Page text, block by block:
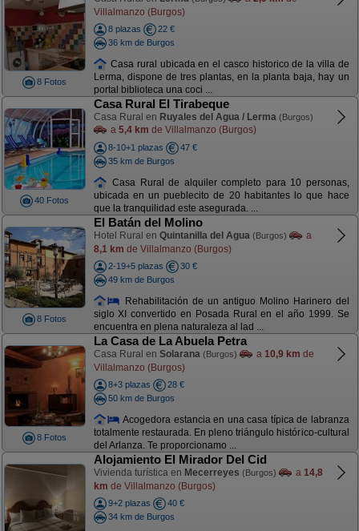
8 Fotos
Villalmanzo (Burgos)
8 plazas
22 €
36 km de Burgos
Casa rural ubicada en el casco historico de la villa de
Lerma, dispone de tres plantas, en la planta baja, hay un
portal biblioteca una coci ...
40 Fotos
Casa Rural El Tirabeque
Casa Rural en Ruyales del Agua / Lerma (Burgos)
a 5,4 km de Villalmanzo (Burgos)
8-10+1 plazas
47 €
35 km de Burgos
Casa Rural de alquiler completo para 10 personas,
ubicada en un pueblecito de 20 habitantes lo que hace
que la tranquilidad este asegurada. ...
8 Fotos
El Batán del Molino
Hotel Rural en Quintanilla del Agua (Burgos)
a
8,1 km de Villalmanzo (Burgos)
2-19+5 plazas
30 €
49 km de Burgos
Rehabilitación de un antiguo Molino Harinero del
siglo XI convertido en Posada Rural en el año 1999. Se
encuentra en plena naturaleza al lad ...
8 Fotos
La Casa de La Abuela Petra
Casa Rural en Solarana (Burgos) a 10,9 km de
Villalmanzo (Burgos)
8+3 plazas
28 €
50 km de Burgos
Acogedora estancia en una casa típica de labranza
totalmente restaurada. En pleno triángulo histórico-cultural
del Arlanza. Te proporcionamo ...
Alojamiento El Mirador Del Cid
Vivienda turística en Mecerreyes (Burgos) a 14,8
km de Villalmanzo (Burgos)
9+2 plazas
40 €
34 km de Burgos